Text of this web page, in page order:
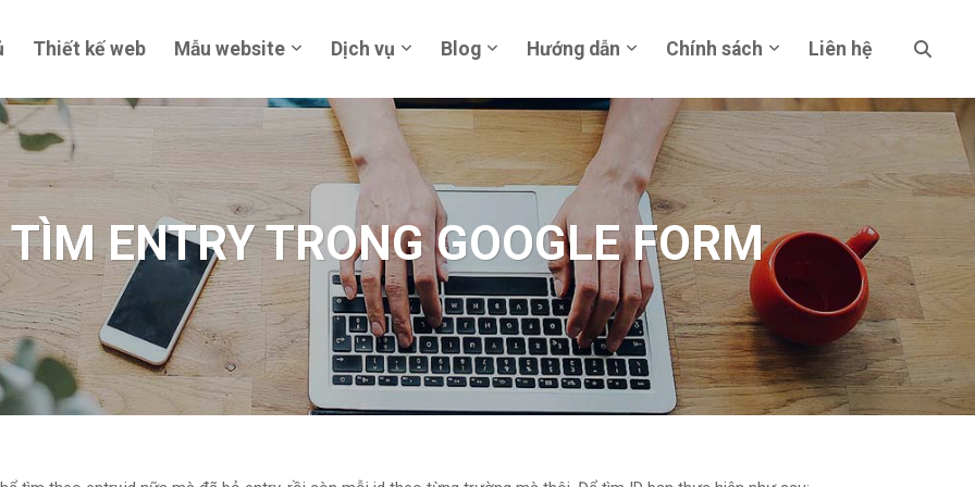
Thiết kế web Mẫu website Dịch vụ Blog Hướng dẫn Chính sách Liên hệ
ENTRY TRONG GOOGLE FORM